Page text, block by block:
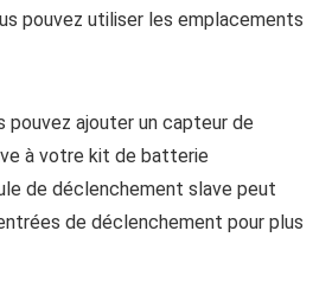
pouvez utiliser les emplacements
pouvez ajouter un capteur de
à votre kit de batterie
de déclenchement slave peut
de déclenchement pour plus